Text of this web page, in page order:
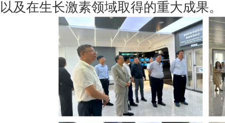
以及在生长激素领域取得的重大成果。